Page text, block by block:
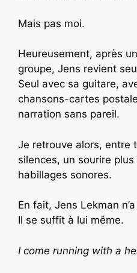
Mais pas moi.
Heureusement, après
groupe, Jens revient
Seul avec sa guitare,
chansons-cartes
narration sans pareil.
Je retrouve alors, entre
silences, un sourire
habillages sonores.
En fait, Jens Lekman
Il se suffit à lui même.
I come running with a